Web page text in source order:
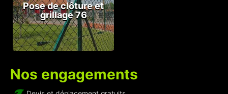
Pose de clôture et
grillage 76
Nos engagements